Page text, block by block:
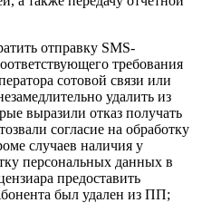
отправку SMS-
требования
сотовой связи или
удалить из
выразили отказ получать
согласие на обработку
случаев наличия у
персональных данных в
предоставить
был удален из ПП;